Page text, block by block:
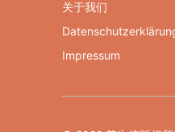
关于我们
Impressum